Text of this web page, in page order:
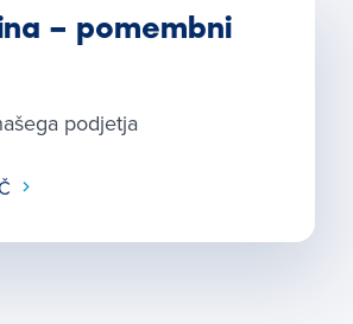
– pomembni
podjetja